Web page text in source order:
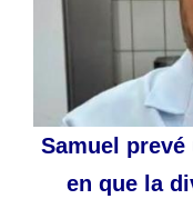
Samuel
en que la